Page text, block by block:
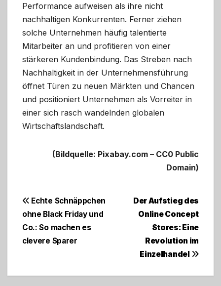
Performance aufweisen als ihre nicht
nachhaltigen Konkurrenten. Ferner ziehen
solche Unternehmen häufig talentierte
Mitarbeiter an und profitieren von einer
stärkeren Kundenbindung. Das Streben nach
Nachhaltigkeit in der Unternehmensführung
öffnet Türen zu neuen Märkten und Chancen
und positioniert Unternehmen als Vorreiter in
einer sich rasch wandelnden globalen
Wirtschaftslandschaft.
(Bildquelle: Pixabay.com – CC0 Public
Domain)
BeitragsnavigationDer Aufstieg des
Online Concept
Stores: Eine
Revolution im
Einzelhandel
Echte Schnäppchen
ohne Black Friday und
Co.: So machen es
clevere Sparer